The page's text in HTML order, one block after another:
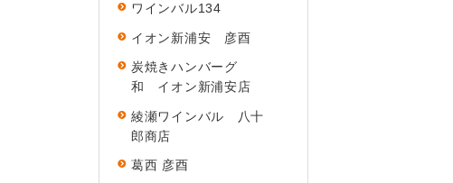
ワインバル134
イオン新浦安 彦酉
炭焼きハンバーグ
和 イオン新浦安店
綾瀬ワインバル 八十
郎商店
葛西 彦酉